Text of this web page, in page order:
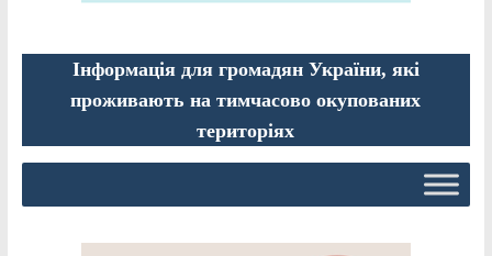
Інформація для громадян України, які
проживають на тимчасово окупованих
територіях